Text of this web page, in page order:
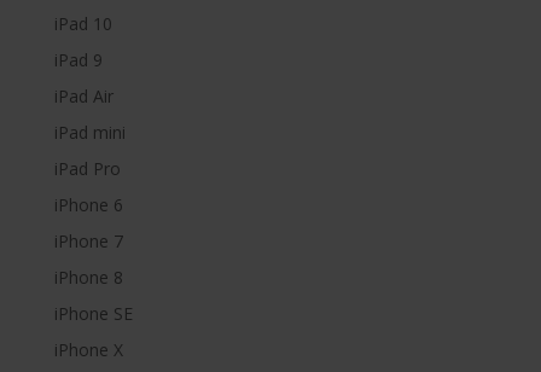
iPad 10
iPad 9
iPad Air
iPad mini
iPad Pro
iPhone 6
iPhone 7
iPhone 8
iPhone SE
iPhone X